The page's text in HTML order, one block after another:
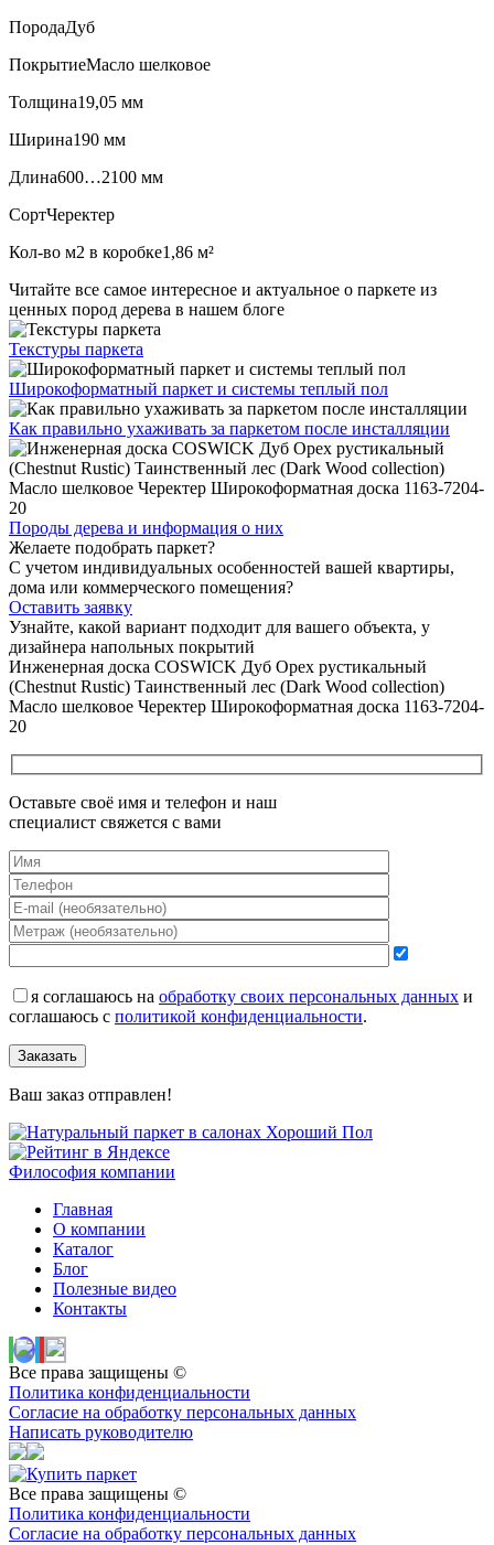
ПородаДуб
ПокрытиеМасло шелковое
Толщина19,05 мм
Ширина190 мм
Длина600…2100 мм
СортЧеректер
Кол-во м2 в коробке1,86 м²
Читайте все самое интересное и актуальное о паркете из
ценных пород дерева в нашем блоге
Текстуры паркета
Широкоформатный паркет и системы теплый пол
Как правильно ухаживать за паркетом после инсталляции
Породы дерева и информация о них
Желаете подобрать паркет?
С учетом индивидуальных особенностей вашей квартиры,
дома или коммерческого помещения?
Оставить заявку
Узнайте, какой вариант подходит для вашего объекта, у
дизайнера напольных покрытий
Инженерная доска COSWICK Дуб Орех рустикальный
(Chestnut Rustic) Таинственный лес (Dark Wood collection)
Масло шелковое Черектер Широкоформатная доска 1163-7204-
20
Оставьте своё имя и телефон и наш
специалист свяжется с вами
я соглашаюсь на обработку своих персональных данных и
соглашаюсь с политикой конфиденциальности.
Заказать
Ваш заказ отправлен!
Философия компании
Главная
О компании
Каталог
Блог
Полезные видео
Контакты
Все права защищены ©
Политика конфиденциальности
Согласие на обработку персональных данных
Написать руководителю
Все права защищены ©
Политика конфиденциальности
Согласие на обработку персональных данных